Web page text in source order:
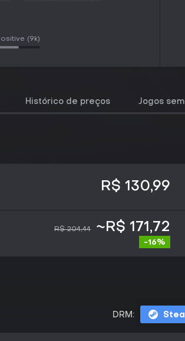
(9k)
Histórico de preços Jogos
R$ 130,99
R$ 204,44 ~R$ 171,72
-16%
DRM: